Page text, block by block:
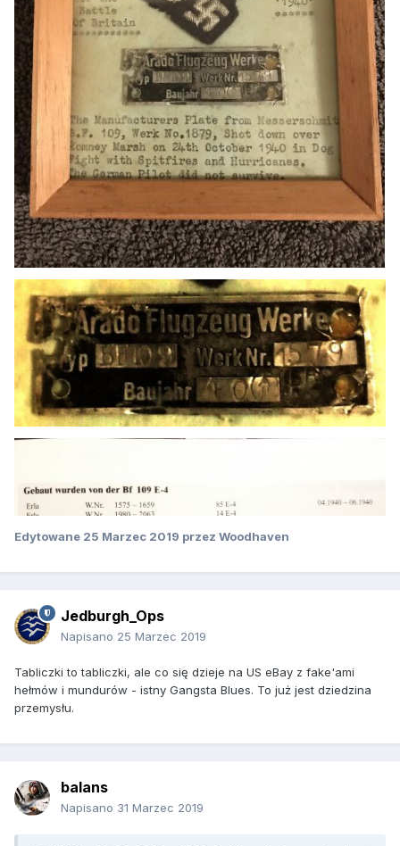
Edytowane 25 Marzec 2019 przez Woodhaven
Jedburgh_Ops
Napisano 25 Marzec 2019
Tabliczki to tabliczki, ale co się dzieje na US eBay z fake'ami
hełmów i mundurów - istny Gangsta Blues. To już jest dziedzina
przemysłu.
balans
Napisano 31 Marzec 2019